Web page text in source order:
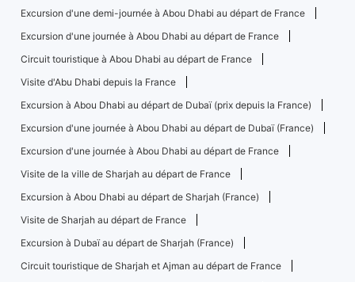
Excursion d'une demi-journée à Abou Dhabi au départ de France
Excursion d'une journée à Abou Dhabi au départ de France
Circuit touristique à Abou Dhabi au départ de France
Visite d'Abu Dhabi depuis la France
Excursion à Abou Dhabi au départ de Dubaï (prix depuis la France)
Excursion d'une journée à Abou Dhabi au départ de Dubaï (France)
Excursion d'une journée à Abou Dhabi au départ de France
Visite de la ville de Sharjah au départ de France
Excursion à Abou Dhabi au départ de Sharjah (France)
Visite de Sharjah au départ de France
Excursion à Dubaï au départ de Sharjah (France)
Circuit touristique de Sharjah et Ajman au départ de France